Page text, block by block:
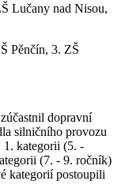
Lučany nad Nisou,
Pěnčín, 3. ZŠ
dopravní
silničního provozu
1. kategorii (5. -
(7. - 9. ročník)
kategorií postoupili